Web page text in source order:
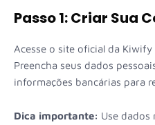
Passo 1: Criar Sua
Acesse o site oficial da
Preencha seus dados
informações bancárias para
Dica importante: Use dados